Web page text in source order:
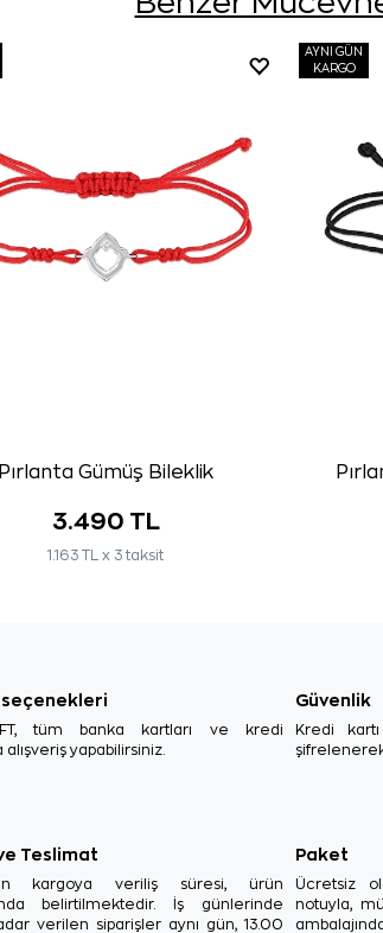
Pırlanta Gümüş Bileklik
3.490 TL
1.163 TL x 3 taksit
AYNI GÜN
KARGO
seçenekleri
tüm banka kartları ve kredi
alışveriş yapabilirsiniz.
Güvenlik
Kredi
Teslimat
kargoya veriliş süresi, ürün
belirtilmektedir. İş günlerinde
verilen siparişler aynı gün, 13.00
Paket
Ücretsiz
notuyla,